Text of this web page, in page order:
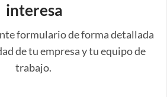
interesa
formulario de forma detallada
de tu empresa y tu equipo de
trabajo.